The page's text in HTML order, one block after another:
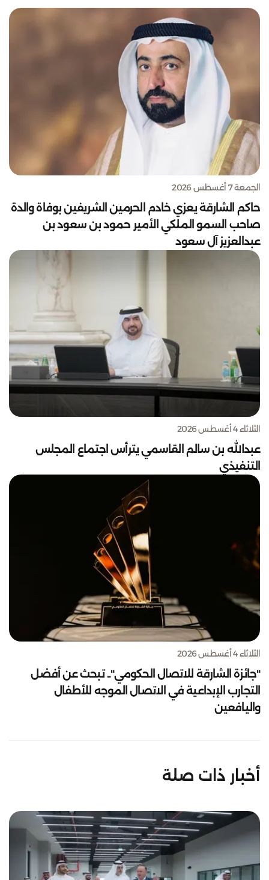
الجمعة 7 أغسطس 2026
حاكم الشارقة يعزي خادم الحرمين الشريفين بوفاة والدة
صاحب السمو الملكي الأمير حمود بن سعود بن
عبدالعزيز آل سعود
الثلاثاء 4 أغسطس 2026
عبدالله بن سالم القاسمي يترأس اجتماع المجلس
التنفيذي
الثلاثاء 4 أغسطس 2026
"جائزة الشارقة للاتصال الحكومي".. تبحث عن أفضل
التجارب الإبداعية في الاتصال الموجه للأطفال
واليافعين
أخبار ذات صلة